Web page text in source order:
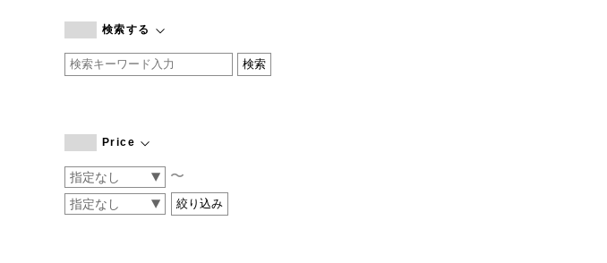
by basics
CATWORTH
COGTHEBIGSMOKE
CONVERSE
DEAN & DELUCA
検索する
Price
〜